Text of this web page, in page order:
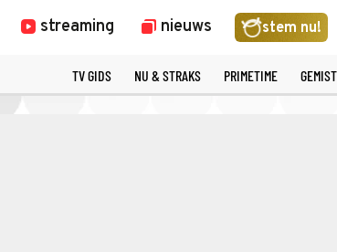
streaming nieuws stem nu!
TV GIDS NU & STRAKS PRIMETIME GEMIST